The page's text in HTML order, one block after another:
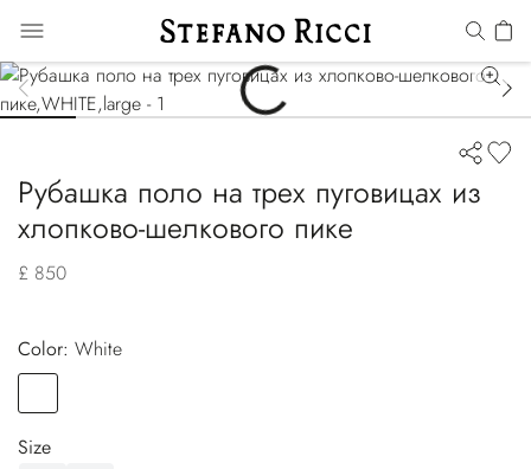
Рубашка поло на трех пуговицах из
хлопково-шелкового пике
£ 850
Color:
white
Size